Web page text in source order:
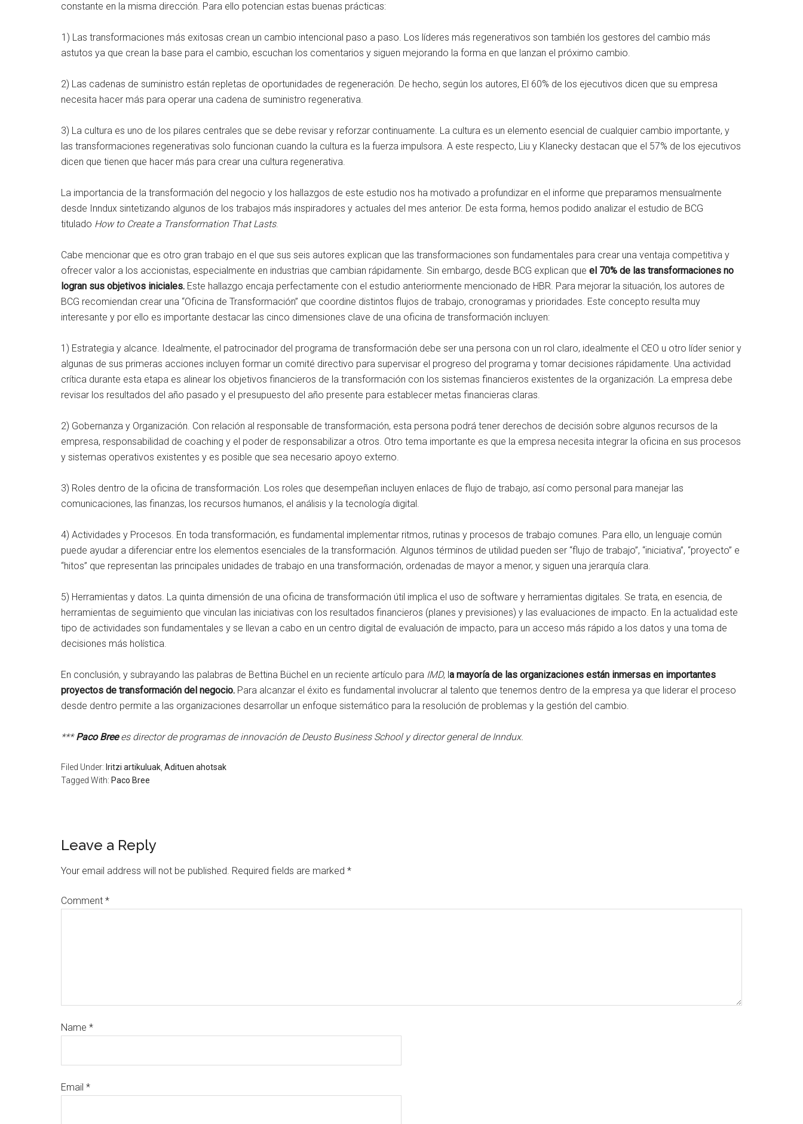
constante en la misma dirección. Para ello potencian estas buenas prácticas:
1) Las transformaciones más exitosas crean un cambio intencional paso a paso. Los líderes más regenerativos son también los gestores del cambio más
astutos ya que crean la base para el cambio, escuchan los comentarios y siguen mejorando la forma en que lanzan el próximo cambio.
2) Las cadenas de suministro están repletas de oportunidades de regeneración. De hecho, según los autores, El 60% de los ejecutivos dicen que su empresa
necesita hacer más para operar una cadena de suministro regenerativa.
3) La cultura es uno de los pilares centrales que se debe revisar y reforzar continuamente. La cultura es un elemento esencial de cualquier cambio importante, y
las transformaciones regenerativas solo funcionan cuando la cultura es la fuerza impulsora. A este respecto, Liu y Klanecky destacan que el 57% de los ejecutivos
dicen que tienen que hacer más para crear una cultura regenerativa.
La importancia de la transformación del negocio y los hallazgos de este estudio nos ha motivado a profundizar en el informe que preparamos mensualmente
desde Inndux sintetizando algunos de los trabajos más inspiradores y actuales del mes anterior. De esta forma, hemos podido analizar el estudio de BCG
titulado How to Create a Transformation That Lasts.
Cabe mencionar que es otro gran trabajo en el que sus seis autores explican que las transformaciones son fundamentales para crear una ventaja competitiva y
ofrecer valor a los accionistas, especialmente en industrias que cambian rápidamente. Sin embargo, desde BCG explican que el 70% de las transformaciones no
logran sus objetivos iniciales. Este hallazgo encaja perfectamente con el estudio anteriormente mencionado de HBR. Para mejorar la situación, los autores de
BCG recomiendan crear una “Oficina de Transformación” que coordine distintos flujos de trabajo, cronogramas y prioridades. Este concepto resulta muy
interesante y por ello es importante destacar las cinco dimensiones clave de una oficina de transformación incluyen:
1) Estrategia y alcance. Idealmente, el patrocinador del programa de transformación debe ser una persona con un rol claro, idealmente el CEO u otro líder senior y
algunas de sus primeras acciones incluyen formar un comité directivo para supervisar el progreso del programa y tomar decisiones rápidamente. Una actividad
crítica durante esta etapa es alinear los objetivos financieros de la transformación con los sistemas financieros existentes de la organización. La empresa debe
revisar los resultados del año pasado y el presupuesto del año presente para establecer metas financieras claras.
2) Gobernanza y Organización. Con relación al responsable de transformación, esta persona podrá tener derechos de decisión sobre algunos recursos de la
empresa, responsabilidad de coaching y el poder de responsabilizar a otros. Otro tema importante es que la empresa necesita integrar la oficina en sus procesos
y sistemas operativos existentes y es posible que sea necesario apoyo externo.
3) Roles dentro de la oficina de transformación. Los roles que desempeñan incluyen enlaces de flujo de trabajo, así como personal para manejar las
comunicaciones, las finanzas, los recursos humanos, el análisis y la tecnología digital.
4) Actividades y Procesos. En toda transformación, es fundamental implementar ritmos, rutinas y procesos de trabajo comunes. Para ello, un lenguaje común
puede ayudar a diferenciar entre los elementos esenciales de la transformación. Algunos términos de utilidad pueden ser “flujo de trabajo”, “iniciativa”, “proyecto” e
“hitos” que representan las principales unidades de trabajo en una transformación, ordenadas de mayor a menor, y siguen una jerarquía clara.
5) Herramientas y datos. La quinta dimensión de una oficina de transformación útil implica el uso de software y herramientas digitales. Se trata, en esencia, de
herramientas de seguimiento que vinculan las iniciativas con los resultados financieros (planes y previsiones) y las evaluaciones de impacto. En la actualidad este
tipo de actividades son fundamentales y se llevan a cabo en un centro digital de evaluación de impacto, para un acceso más rápido a los datos y una toma de
decisiones más holística.
En conclusión, y subrayando las palabras de Bettina Büchel en un reciente artículo para IMD, la mayoría de las organizaciones están inmersas en importantes
proyectos de transformación del negocio. Para alcanzar el éxito es fundamental involucrar al talento que tenemos dentro de la empresa ya que liderar el proceso
desde dentro permite a las organizaciones desarrollar un enfoque sistemático para la resolución de problemas y la gestión del cambio.
***Paco Breees director de programas de innovación de Deusto Business School y director general de Inndux.
Filed Under: Iritzi artikuluak Adituen ahotsak
Tagged With: Paco Bree
Leave a Reply
Your email address will not be published. Required fields are marked *
Comment *
Name *
Email *